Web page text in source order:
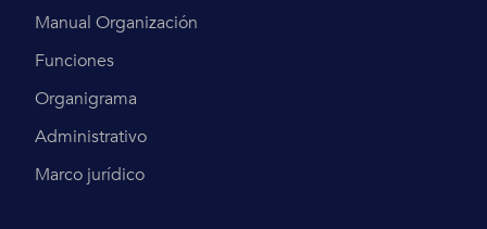
Manual Organización
Funciones
Organigrama
Administrativo
Marco jurídico